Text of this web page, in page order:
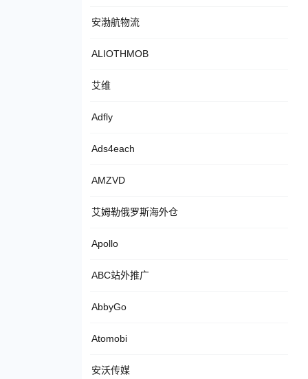
安渤航物流
ALIOTHMOB
艾维
Adfly
Ads4each
AMZVD
艾姆勒俄罗斯海外仓
Apollo
ABC站外推广
AbbyGo
Atomobi
安沃传媒